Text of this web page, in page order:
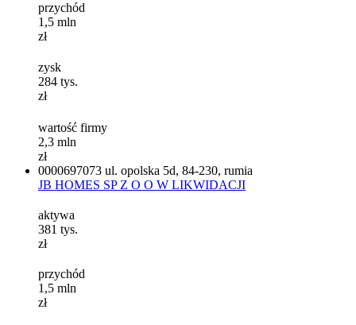
przychód
1,5 mln
zł
zysk
284 tys.
zł
wartość firmy
2,3 mln
zł
0000697073 ul. opolska 5d, 84-230, rumia
JB HOMES SP Z O O W LIKWIDACJI
aktywa
381 tys.
zł
przychód
1,5 mln
zł